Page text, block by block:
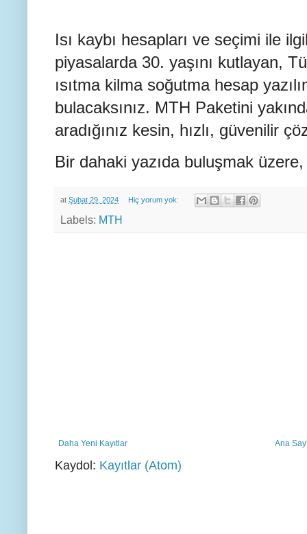
Isı kaybı hesapları ve seçimi ile
piyasalarda 30. yaşını kutlayan,
ısıtma kilma soğutma hesap
bulacaksınız. MTH Paketini
aradığınız kesin, hızlı, güvenilir
Bir dahaki yazıda buluşmak üzere,
at Şubat 29, 2024 Hiç yorum yok:
Labels: MTH
Daha Yeni Kayıtlar Ana
Kaydol: Kayıtlar (Atom)